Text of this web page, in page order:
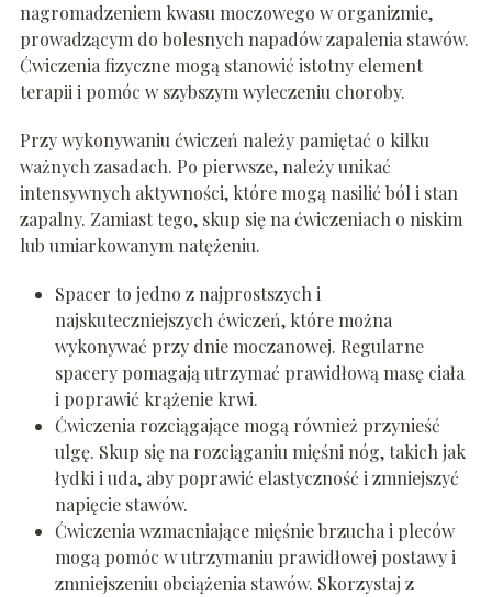
nagromadzeniem kwasu moczowego w organizmie,
prowadzącym do bolesnych napadów zapalenia stawów.
Ćwiczenia fizyczne mogą stanowić istotny element
terapii i pomóc w szybszym wyleczeniu choroby.
Przy wykonywaniu ćwiczeń należy pamiętać o kilku
ważnych zasadach. Po pierwsze, należy unikać
intensywnych aktywności, które mogą nasilić ból i stan
zapalny. Zamiast tego, skup się na ćwiczeniach o niskim
lub umiarkowanym natężeniu.
Spacer to jedno z najprostszych i
najskuteczniejszych ćwiczeń, które można
wykonywać przy dnie moczanowej. Regularne
spacery pomagają utrzymać prawidłową masę ciała
i poprawić krążenie krwi.
Ćwiczenia rozciągające mogą również przynieść
ulgę. Skup się na rozciąganiu mięśni nóg, takich jak
łydki i uda, aby poprawić elastyczność i zmniejszyć
napięcie stawów.
Ćwiczenia wzmacniające mięśnie brzucha i pleców
mogą pomóc w utrzymaniu prawidłowej postawy i
zmniejszeniu obciążenia stawów. Skorzystaj z